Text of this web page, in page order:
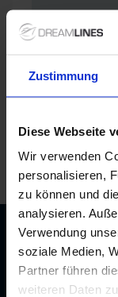
Zustimmung
Diese Webseite
Wir verwenden
personalisieren,
zu können und
analysieren.
Verwendung
soziale Medien,
Partner führen
weiteren Daten
/ Phoenix
Beratung durch
Bis zu 200 €
Best-Preis-